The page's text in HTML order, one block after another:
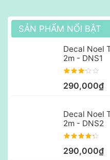
SẢN PHẨM NỔI BẬT
Decal Noel
2m - DNS1
290,000₫
Decal Noel
2m - DNS2
290,000₫